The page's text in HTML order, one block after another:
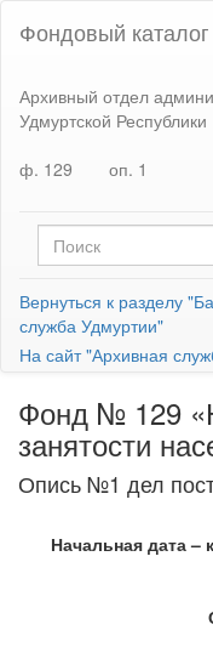
Фондовый
Архивный отдел
Удмуртской Республики
ф. 129
оп. 1
Вернуться к разделу
служба Удмуртии"
На сайт "Архивная
Фонд № 129
занятости
Опись №1 дел
Начальная дата –